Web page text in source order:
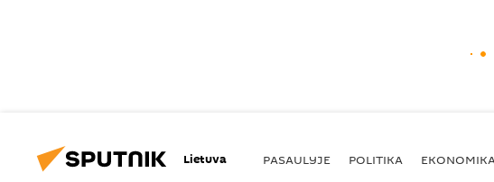
Lietuva PASAULYJE POLITIKA EKONOMIKA